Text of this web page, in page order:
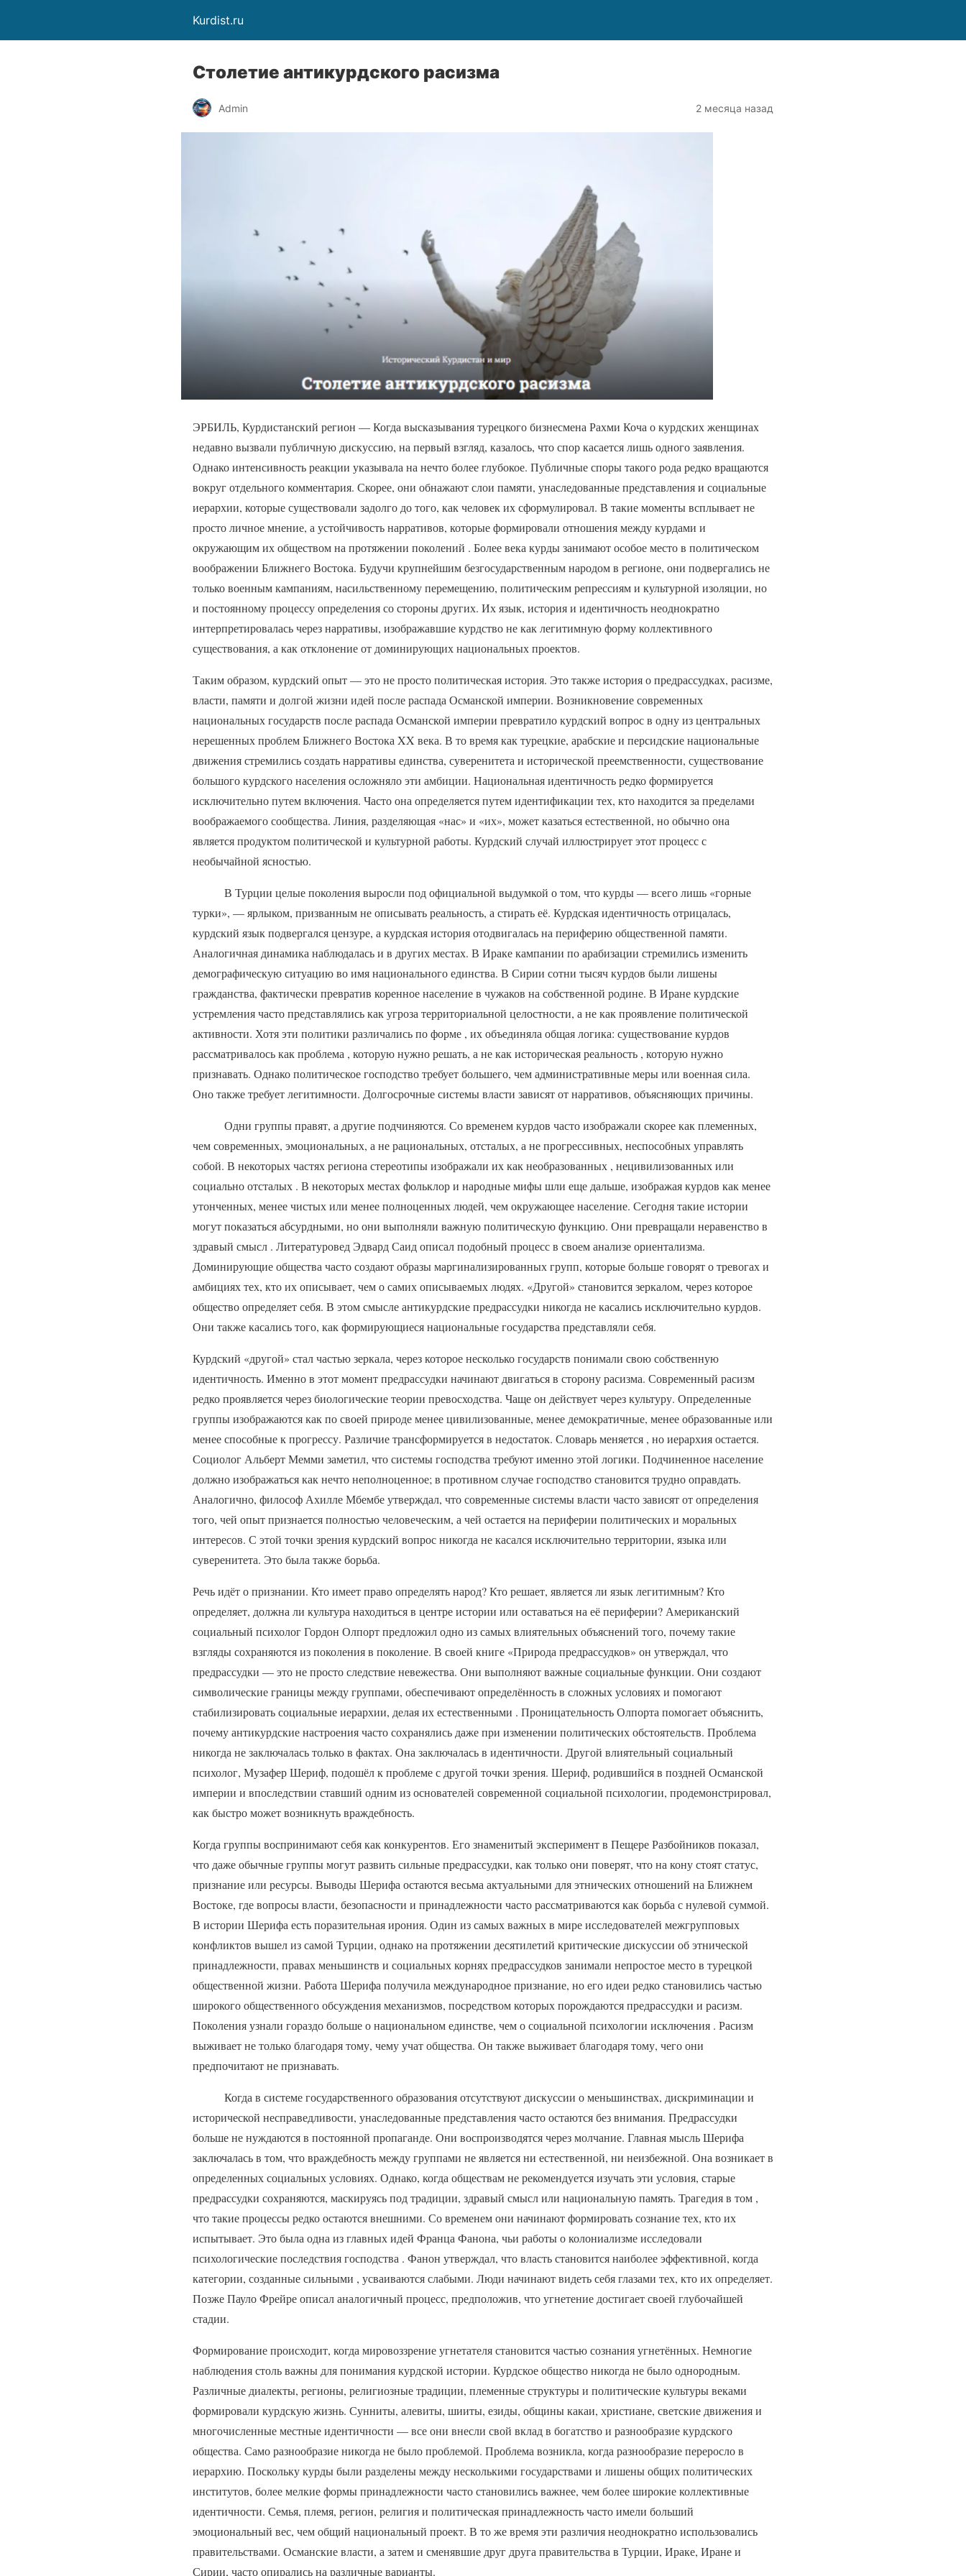
Kurdist.ru
Столетие антикурдского расизма
Admin 2 месяца назад
ЭРБИЛЬ, Курдистанский регион — Когда высказывания турецкого бизнесмена Рахми Коча о курдских женщинах
недавно вызвали публичную дискуссию, на первый взгляд, казалось, что спор касается лишь одного заявления.
Однако интенсивность реакции указывала на нечто более глубокое. Публичные споры такого рода редко вращаются
вокруг отдельного комментария. Скорее, они обнажают слои памяти, унаследованные представления и социальные
иерархии, которые существовали задолго до того, как человек их сформулировал. В такие моменты всплывает не
просто личное мнение, а устойчивость нарративов, которые формировали отношения между курдами и
окружающим их обществом на протяжении поколений . Более века курды занимают особое место в политическом
воображении Ближнего Востока. Будучи крупнейшим безгосударственным народом в регионе, они подвергались не
только военным кампаниям, насильственному перемещению, политическим репрессиям и культурной изоляции, но
и постоянному процессу определения со стороны других. Их язык, история и​​​​​​​​​​ идентичность неоднократно
интерпретировалась через нарративы, изображавшие курдство не как легитимную форму коллективного
существования, а как отклонение от доминирующих национальных проектов.
Таким образом, курдский опыт — это не просто политическая история. Это также история о предрассудках, расизме,
власти, памяти и долгой жизни идей после распада Османской империи. Возникновение современных
национальных государств после распада Османской империи превратило курдский вопрос в одну из центральных
нерешенных проблем Ближнего Востока XX века. В то время как турецкие, арабские и персидские национальные
движения стремились создать нарративы единства, суверенитета и исторической преемственности, существование
большого курдского населения осложняло эти амбиции. Национальная идентичность редко формируется
исключительно путем включения. Часто она определяется путем идентификации тех, кто находится за пределами
воображаемого сообщества. Линия, разделяющая «нас» и «их», может казаться естественной, но обычно она
является продуктом политической и культурной работы. Курдский случай иллюстрирует этот процесс с
необычайной ясностью.
В Турции целые поколения выросли под официальной выдумкой о том, что курды — всего лишь «горные
турки», — ярлыком, призванным не описывать реальность, а стирать её. Курдская идентичность отрицалась,
курдский язык подвергался цензуре, а курдская история отодвигалась на периферию общественной памяти.
Аналогичная динамика наблюдалась и в других местах. В Ираке кампании по арабизации стремились изменить
демографическую ситуацию во имя национального единства. В Сирии сотни тысяч курдов были лишены
гражданства, фактически превратив коренное население в чужаков на собственной родине. В Иране курдские
устремления часто представлялись как угроза территориальной целостности, а не как проявление политической
активности. Хотя эти политики различались по форме , их объединяла общая логика: существование курдов
рассматривалось как проблема , которую нужно решать, а не как историческая реальность , которую нужно
признавать. Однако политическое господство требует большего, чем административные меры или военная сила.
Оно также требует легитимности. Долгосрочные системы власти зависят от нарративов, объясняющих причины.
Одни группы правят, а другие подчиняются. Со временем курдов часто изображали скорее как племенных,
чем современных, эмоциональных, а не рациональных, отсталых, а не прогрессивных, неспособных управлять
собой. В некоторых частях региона стереотипы изображали их как необразованных , нецивилизованных или
социально отсталых . В некоторых местах фольклор и народные мифы шли еще дальше, изображая курдов как менее
утонченных, менее чистых или менее полноценных людей, чем окружающее население. Сегодня такие истории
могут показаться абсурдными, но они выполняли важную политическую функцию. Они превращали неравенство в
здравый смысл . Литературовед Эдвард Саид описал подобный процесс в своем анализе ориентализма.
Доминирующие общества часто создают образы маргинализированных групп, которые больше говорят о тревогах и
амбициях тех, кто их описывает, чем о самих описываемых людях. «Другой» становится зеркалом, через которое
общество определяет себя. В этом смысле антикурдские предрассудки никогда не касались исключительно курдов.
Они также касались того, как формирующиеся национальные государства представляли себя.
Курдский «другой» стал частью зеркала, через которое несколько государств понимали свою собственную
идентичность. Именно в этот момент предрассудки начинают двигаться в сторону расизма. Современный расизм
редко проявляется через биологические теории превосходства. Чаще он действует через культуру. Определенные
группы изображаются как по своей природе менее цивилизованные, менее демократичные, менее образованные или
менее способные к прогрессу. Различие трансформируется в недостаток. Словарь меняется , но иерархия остается.
Социолог Альберт Мемми заметил, что системы господства требуют именно этой логики. Подчиненное население
должно изображаться как нечто неполноценное; в противном случае господство становится трудно оправдать.
Аналогично, философ Ахилле Мбембе утверждал, что современные системы власти часто зависят от определения
того, чей опыт признается полностью человеческим, а чей остается на периферии политических и моральных
интересов. С этой точки зрения курдский вопрос никогда не касался исключительно территории, языка или
суверенитета. Это была также борьба.
Речь идёт о признании. Кто имеет право определять народ? Кто решает, является ли язык легитимным? Кто
определяет, должна ли культура находиться в центре истории или оставаться на её периферии? Американский
социальный психолог Гордон Олпорт предложил одно из самых влиятельных объяснений того, почему такие
взгляды сохраняются из поколения в поколение. В своей книге «Природа предрассудков» он утверждал, что
предрассудки — это не просто следствие невежества. Они выполняют важные социальные функции. Они создают
символические границы между группами, обеспечивают определённость в сложных условиях и помогают
стабилизировать социальные иерархии, делая их естественными . Проницательность Олпорта помогает объяснить,
почему антикурдские настроения часто сохранялись даже при изменении политических обстоятельств. Проблема
никогда не заключалась только в фактах. Она заключалась в идентичности. Другой влиятельный социальный
психолог, Музафер Шериф, подошёл к проблеме с другой точки зрения. Шериф, родившийся в поздней Османской
империи и впоследствии ставший одним из основателей современной социальной психологии, продемонстрировал,
как быстро может возникнуть враждебность.
Когда группы воспринимают себя как конкурентов. Его знаменитый эксперимент в Пещере Разбойников показал,
что даже обычные группы могут развить сильные предрассудки, как только они поверят, что на кону стоят статус,
признание или ресурсы. Выводы Шерифа остаются весьма актуальными для этнических отношений на Ближнем
Востоке, где вопросы власти, безопасности и принадлежности часто рассматриваются как борьба с нулевой суммой.
В истории Шерифа есть поразительная ирония. Один из самых важных в мире исследователей межгрупповых
конфликтов вышел из самой Турции, однако на протяжении десятилетий критические дискуссии об этнической
принадлежности, правах меньшинств и социальных корнях предрассудков занимали непростое место в турецкой
общественной жизни. Работа Шерифа получила международное признание, но его идеи редко становились частью
широкого общественного обсуждения механизмов, посредством которых порождаются предрассудки и расизм.
Поколения узнали гораздо больше о национальном единстве, чем о социальной психологии исключения . Расизм
выживает не только благодаря тому, чему учат общества. Он также выживает благодаря тому, чего они
предпочитают не признавать.
Когда в системе государственного образования отсутствуют дискуссии о меньшинствах, дискриминации и
исторической несправедливости, унаследованные представления часто остаются без внимания. Предрассудки
больше не нуждаются в постоянной пропаганде. Они воспроизводятся через молчание. Главная мысль Шерифа
заключалась в том, что враждебность между группами не является ни естественной, ни неизбежной. Она возникает в
определенных социальных условиях. Однако, когда обществам не рекомендуется изучать эти условия, старые
предрассудки сохраняются, маскируясь под традиции, здравый смысл или национальную память. Трагедия в том ,
что такие процессы редко остаются внешними. Со временем они начинают формировать сознание тех, кто их
испытывает. Это была одна из главных идей Франца Фанона, чьи работы о колониализме исследовали
психологические последствия господства . Фанон утверждал, что власть становится наиболее эффективной, когда
категории, созданные сильными , усваиваются слабыми. Люди начинают видеть себя глазами тех, кто их определяет.
Позже Пауло Фрейре описал аналогичный процесс, предположив, что угнетение достигает своей глубочайшей
стадии.
Формирование происходит, когда мировоззрение угнетателя становится частью сознания угнетённых. Немногие
наблюдения столь важны для понимания курдской истории. Курдское общество никогда не было однородным.
Различные диалекты, регионы, религиозные традиции, племенные структуры и политические культуры веками
формировали курдскую жизнь. Сунниты, алевиты, шииты, езиды, общины какаи, христиане, светские движения и
многочисленные местные идентичности — все они внесли свой вклад в богатство и разнообразие курдского
общества. Само разнообразие никогда не было проблемой. Проблема возникла, когда разнообразие переросло в
иерархию. Поскольку курды были разделены между несколькими государствами и лишены общих политических
институтов, более мелкие формы принадлежности часто становились важнее, чем более широкие коллективные
идентичности. Семья, племя, регион, религия и политическая принадлежность часто имели больший
эмоциональный вес, чем общий национальный проект. В то же время эти различия неоднократно использовались
правительствами. Османские власти, а затем и сменявшие друг друга правительства в Турции, Ираке, Иране и
Сирии, часто опирались на различные варианты.